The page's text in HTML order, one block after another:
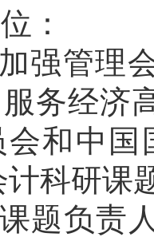
：
强管理
务经济
和中
科研课
题负责